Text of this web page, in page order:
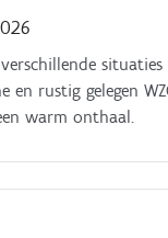
en rustig gelegen
warm onthaal.